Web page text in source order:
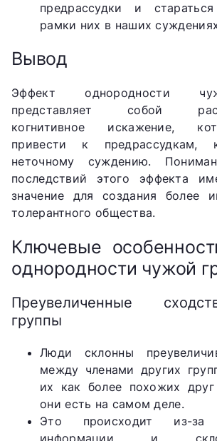
предрассудки и
рамки них в наших
Вывод
Эффект однородности
представляет собой
когнитивное искажение,
привести к предрассудкам,
неточному суждению.
последствий этого эффекта
значение для создания более
толерантного общества.
Ключевые
однородности чужой
Преувеличенные
группы
Люди склонны
между членами других
их как более похожих
они есть на самом деле.
Это происходит из-за
информации и